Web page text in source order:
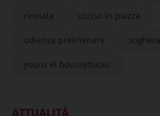
rinviata ucciso in piazza
udienza preliminare voghera
youns el boussettaoui
ATTUALITÀ